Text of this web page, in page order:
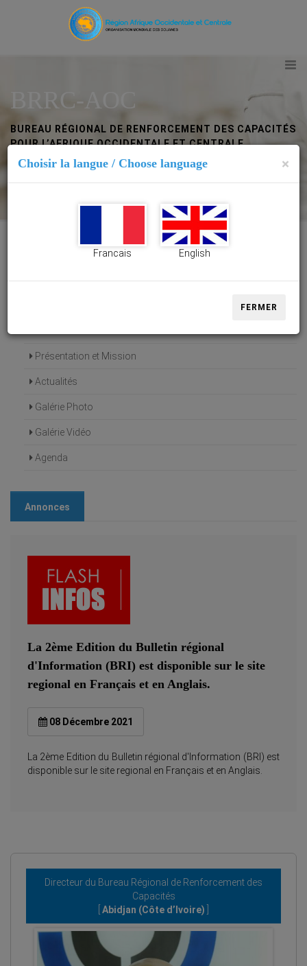
BRRC-AOC
BUREAU RÉGIONAL DE RENFORCEMENT DES CAPACITÉS
POUR L’AFRIQUE OCCIDENTALE ET CENTRALE
Abidjan (Côte d’Ivoire)
Présentation et Mission
Actualités
Galérie Photo
Galérie Vidéo
Agenda
Annonces
La 2ème Edition du Bulletin régional
d'Information (BRI) est disponible sur le site
regional en Français et en Anglais.
08 Décembre 2021
La 2ème Edition du Bulletin régional d'Information (BRI) est
disponible sur le site regional en Français et en Anglais.
Directeur du Bureau Régional de Renforcement des
Capacités
Abidjan (Côte d’Ivoire)
Choisir la langue / Choose language ×
Francais English
FERMER